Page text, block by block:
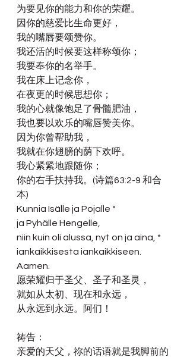
为要见你的能力和你的荣耀。
因你的慈爱比生命更好，
我的嘴唇要颂赞你。
我还活的时候要这样称颂你；
我要奉你的名举手。
我在床上记念你，
在夜更的时候思想你；
我的心就像饱足了骨髓肥油，
我也要以欢乐的嘴唇赞美你。
因为你曾帮助我，
我就在你翅膀的荫下欢呼。
我心紧紧地跟随你；
你的右手扶持我。(诗篇63:2-9 和合
本)
Kunnia Isälle ja Pojalle *
ja Pyhälle Hengelle,
niin kuin oli alussa, nyt on ja aina, *
iankaikkisesta iankaikkiseen.
Aamen.
愿荣耀归于圣父、圣子和圣灵，
就如从太初、现在和永远，
从永远到永远。阿们！
祷告：
亲爱的天父，祢的话语就是我脚前的